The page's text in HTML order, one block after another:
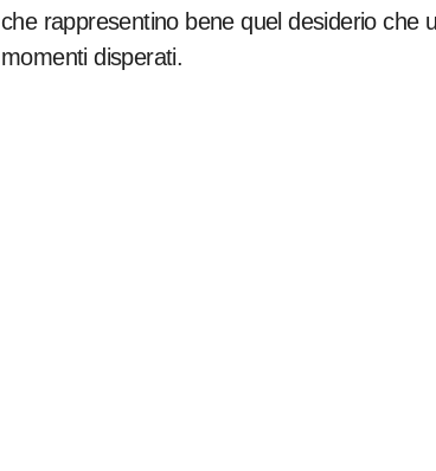
che rappresentino bene quel desiderio che
momenti disperati.